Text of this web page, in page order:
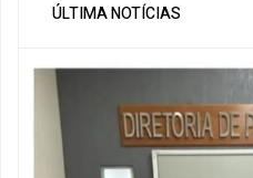
ÚLTIMA NOTÍCIAS